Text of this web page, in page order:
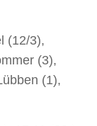
(12/3),
(3),
(1),